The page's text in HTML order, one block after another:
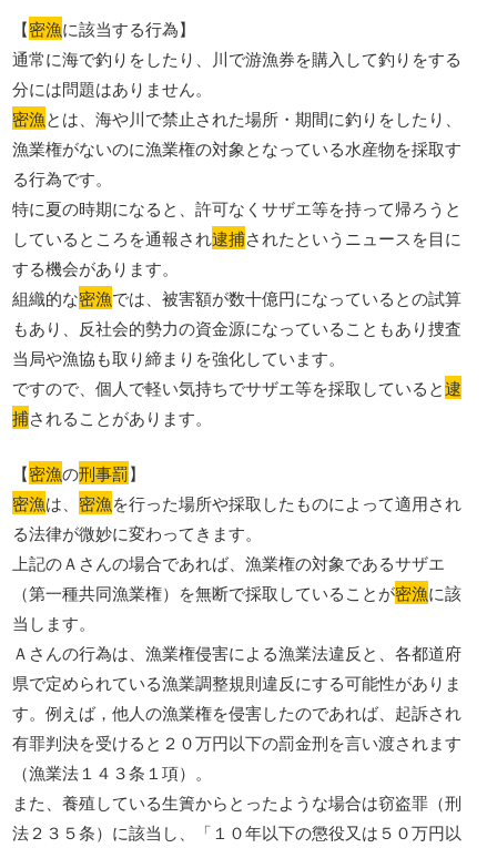
【密漁に該当する行為】
通常に海で釣りをしたり、川で游漁券を購入して釣りをする
分には問題はありません。
密漁とは、海や川で禁止された場所・期間に釣りをしたり、
漁業権がないのに漁業権の対象となっている水産物を採取す
る行為です。
特に夏の時期になると、許可なくサザエ等を持って帰ろうと
しているところを通報され逮捕されたというニュースを目に
する機会があります。
組織的な密漁では、被害額が数十億円になっているとの試算
もあり、反社会的勢力の資金源になっていることもあり捜査
当局や漁協も取り締まりを強化しています。
ですので、個人で軽い気持ちでサザエ等を採取していると逮
捕されることがあります。
【密漁の刑事罰】
密漁は、 密漁を行った場所や採取したものによって適用され
る法律が微妙に変わってきます。
上記のＡさんの場合であれば、漁業権の対象であるサザエ
（第一種共同漁業権）を無断で採取していることが密漁に該
当します。
Ａさんの行為は、漁業権侵害による漁業法違反と、各都道府
県で定められている漁業調整規則違反にする可能性がありま
す。例えば，他人の漁業権を侵害したのであれば、起訴され
有罪判決を受けると２０万円以下の罰金刑を言い渡されます
（漁業法１４３条１項）。
また、養殖している生簀からとったような場合は窃盗罪（刑
法２３５条）に該当し、「１０年以下の懲役又は５０万円以